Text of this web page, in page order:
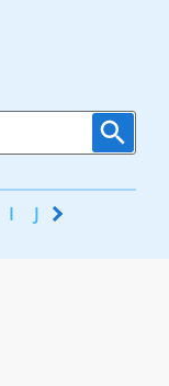
I J K